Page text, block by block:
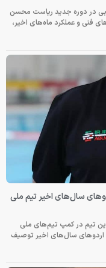
در دوره جدید ریاست محسن
فنی و عملکرد ماه‌های اخیر،
سال‌های اخیر تیم ملی
تیم در کمپ تیم‌های ملی
اردوهای سال‌های اخیر توصیف